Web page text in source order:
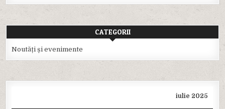
CATEGORII
Noutăți și evenimente
iulie 2025